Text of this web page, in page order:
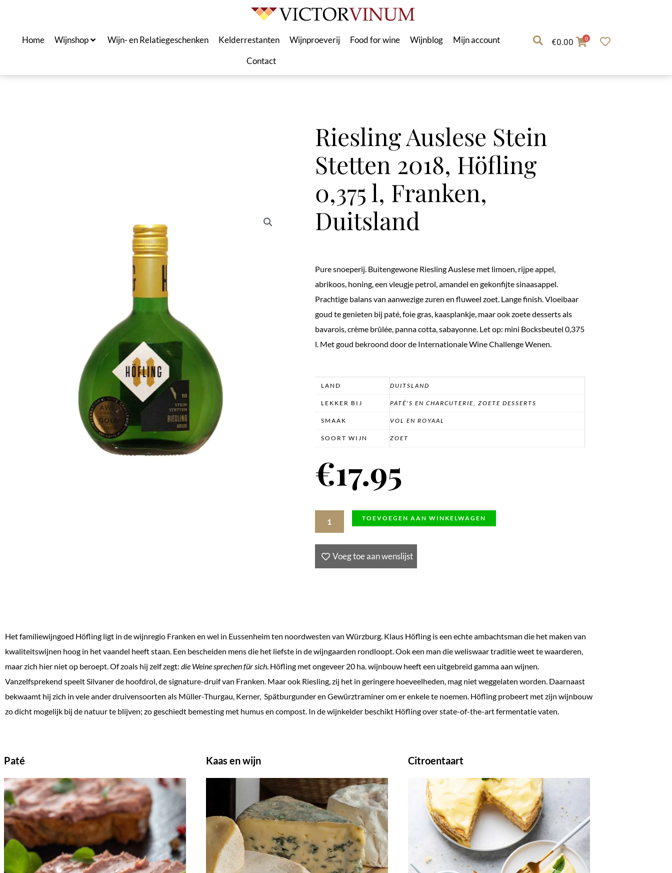
Home Wijnshop Wijn- en Relatiegeschenken Kelderrestanten Wijnproeverij Food for wine Wijnblog
Mijn account
Contact
€0.00 0
Riesling Auslese Stein
Stetten 2018, Höfling
0,375 l, Franken,
Duitsland
Pure snoeperij. Buitengewone Riesling Auslese met limoen, rijpe appel,
abrikoos, honing, een vleugje petrol, amandel en gekonfijte sinaasappel.
Prachtige balans van aanwezige zuren en fluweel zoet. Lange finish. Vloeibaar
goud te genieten bij paté, foie gras, kaasplankje, maar ook zoete desserts als
bavarois, crème brûlée, panna cotta, sabayonne. Let op: mini Bocksbeutel 0,375
l. Met goud bekroond door de Internationale Wine Challenge Wenen.
LAND DUITSLAND
LEKKER BIJ PATÉ'S EN CHARCUTERIE, ZOETE DESSERTS
SMAAK VOL EN ROYAAL
SOORT WIJN ZOET
€17.95
Auslese
Stetten
Franken,
Duitsland
aantal
TOEVOEGEN AAN WINKELWAGEN
Voeg toe aan wenslijst
Het familiewijngoed Höfling ligt in de wijnregio Franken en wel in Eussenheim ten noordwesten van Würzburg. Klaus Höfling is een echte ambachtsman die het maken van
kwaliteitswijnen hoog in het vaandel heeft staan. Een bescheiden mens die het liefste in de wijngaarden rondloopt. Ook een man die weliswaar traditie weet te waarderen,
maar zich hier niet op beroept. Of zoals hij zelf zegt: die Weine sprechen für sich. Höfling met ongeveer 20 ha. wijnbouw heeft een uitgebreid gamma aan wijnen.
Vanzelfsprekend speelt Silvaner de hoofdrol, de signature-druif van Franken. Maar ook Riesling, zij het in geringere hoeveelheden, mag niet weggelaten worden. Daarnaast
bekwaamt hij zich in vele ander druivensoorten als Müller-Thurgau, Kerner, Spätburgunder en Gewürztraminer om er enkele te noemen. Höfling probeert met zijn wijnbouw
zo dicht mogelijk bij de natuur te blijven; zo geschiedt bemesting met humus en compost. In de wijnkelder beschikt Höfling over state-of-the-art fermentatie vaten.
Paté Kaas en wijn Citroentaart